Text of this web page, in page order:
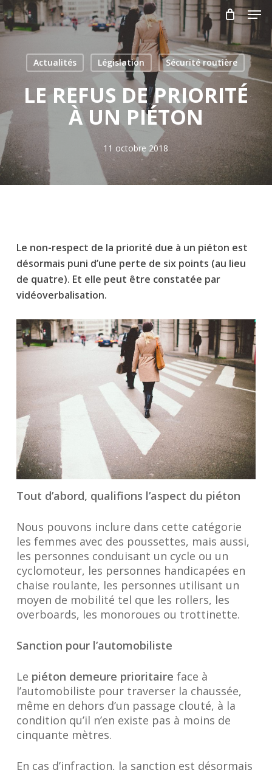
Skip
to
main
content
Actualités Législation Sécurité routière
LE REFUS DE PRIORITÉ
À UN PIÉTON
11 octobre 2018
Le non-respect de la priorité due à un piéton est
désormais puni d’une perte de six points (au lieu
de quatre). Et elle peut être constatée par
vidéoverbalisation.
Tout d’abord, qualifions l’aspect du piéton
Nous pouvons inclure dans cette catégorie
les femmes avec des poussettes, mais aussi,
les personnes conduisant un cycle ou un
cyclomoteur, les personnes handicapées en
chaise roulante, les personnes utilisant un
moyen de mobilité tel que les rollers, les
overboards, les monoroues ou trottinette.
Sanction pour l’automobiliste
Le piéton demeure prioritaire face à
l’automobiliste pour traverser la chaussée,
même en dehors d’un passage clouté, à la
condition qu’il n’en existe pas à moins de
cinquante mètres.
En cas d’infraction, la sanction est désormais
Close
Menu